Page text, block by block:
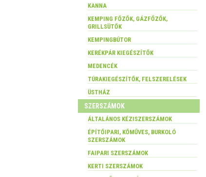
KANNA
KEMPING FŐZŐK, GÁZFŐZŐK,
GRILLSÜTŐK
KEMPINGBÚTOR
KERÉKPÁR KIEGÉSZÍTŐK
MEDENCÉK
TÚRAKIEGÉSZÍTŐK, FELSZERELÉSEK
ÜSTHÁZ
SZERSZÁMOK
ÁLTALÁNOS KÉZISZERSZÁMOK
ÉPÍTŐIPARI, KŐMŰVES, BURKOLÓ
SZERSZÁMOK
FAIPARI SZERSZÁMOK
KERTI SZERSZÁMOK